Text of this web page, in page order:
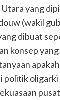
yang
(wakil
dibuat
konsep
apakah
politik oligarki